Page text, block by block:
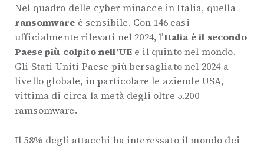
Nel quadro delle cyber minacce in Italia, quella
ransomware è sensibile. Con 146 casi
ufficialmente rilevati nel 2024, l’Italia è il secondo
Paese più colpito nell’UE e il quinto nel mondo.
Gli Stati Uniti Paese più bersagliato nel 2024 a
livello globale, in particolare le aziende USA,
vittima di circa la metà degli oltre 5.200
ramsomware.
Il 58% degli attacchi ha interessato il mondo dei